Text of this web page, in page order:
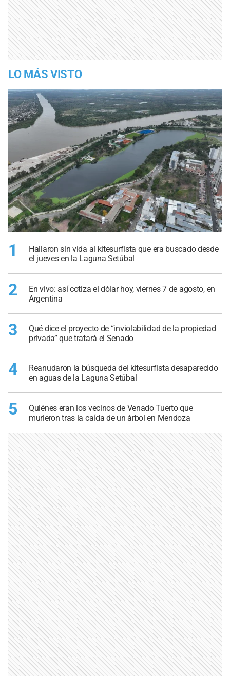
LO MÁS VISTO
1
Hallaron sin vida al kitesurfista que era buscado desde
el jueves en la Laguna Setúbal
2
En vivo: así cotiza el dólar hoy, viernes 7 de agosto, en
Argentina
3
Qué dice el proyecto de “inviolabilidad de la propiedad
privada” que tratará el Senado
4
Reanudaron la búsqueda del kitesurfista desaparecido
en aguas de la Laguna Setúbal
5
Quiénes eran los vecinos de Venado Tuerto que
murieron tras la caída de un árbol en Mendoza